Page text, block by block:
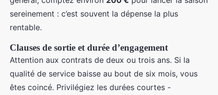
sereinement : c’est souvent la dépense la plus
rentable.
Clauses de sortie et durée d’engagement
Attention aux contrats de deux ou trois ans. Si la
qualité de service baisse au bout de six mois, vous
êtes coincé. Privilégiez les durées courtes -